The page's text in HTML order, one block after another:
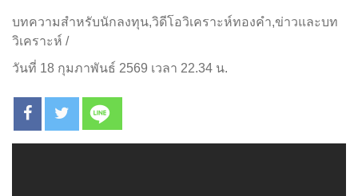
บทความสำหรับนักลงทุน,วิดีโอวิเคราะห์ทองคำ,ข่าวและบท
วิเคราะห์ /
วันที่ 18 กุมภาพันธ์ 2569 เวลา 22.34 น.